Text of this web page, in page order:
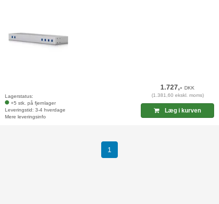
Lagerstatus:
+5 stk. på fjernlager
Leveringstid: 3-4 hverdage
Mere leveringsinfo
1.727,-DKK
(1.381,60 ekskl. moms)
Læg i kurven
1